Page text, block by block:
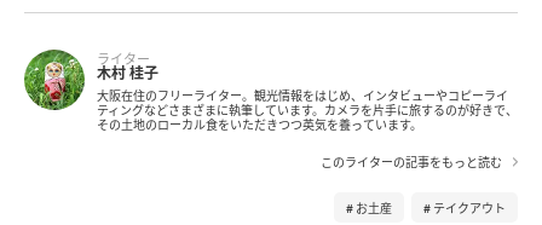
ライター
木村 桂子
大阪在住のフリーライター。観光情報をはじめ、インタビューやコピーライ
ティングなどさまざまに執筆しています。カメラを片手に旅するのが好きで、
その土地のローカル食をいただきつつ英気を養っています。
このライターの記事をもっと読む
お土産 テイクアウト